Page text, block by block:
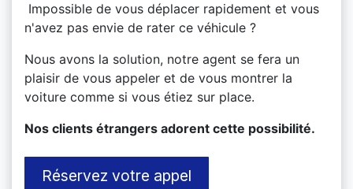
Impossible de vous déplacer rapidement et vous
n'avez pas envie de rater ce véhicule ?
Nous avons la solution, notre agent se fera un
plaisir de vous appeler et de vous montrer la
voiture comme si vous étiez sur place.
​Nos clients étrangers adorent cette possibilité.
Réservez votre appel